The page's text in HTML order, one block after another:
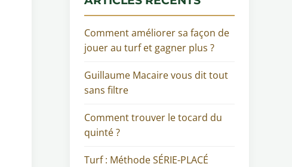
Comment améliorer sa façon de
jouer au turf et gagner plus ?
Guillaume Macaire vous dit tout
sans filtre
Comment trouver le tocard du
quinté ?
Turf : Méthode SÉRIE-PLACÉ